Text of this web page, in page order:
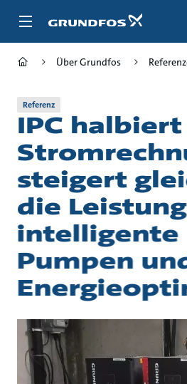
Inhalt
Über Grundfos
Referenz
IPC
steigert
die
intelligente
Pumpen